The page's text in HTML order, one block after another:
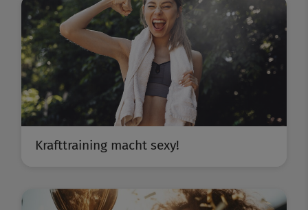
Krafttraining macht sexy!